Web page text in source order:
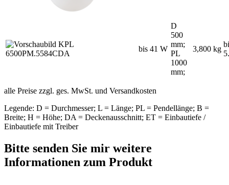
bis 41 W
D
500
mm;
PL
1000
mm;
3,800 kg
alle Preise zzgl. ges. MwSt. und Versandkosten
Legende: D = Durchmesser; L = Länge; PL = Pendellänge; B =
Breite; H = Höhe; DA = Deckenausschnitt; ET = Einbautiefe /
Einbautiefe mit Treiber
Bitte senden Sie mir weitere
Informationen zum Produkt